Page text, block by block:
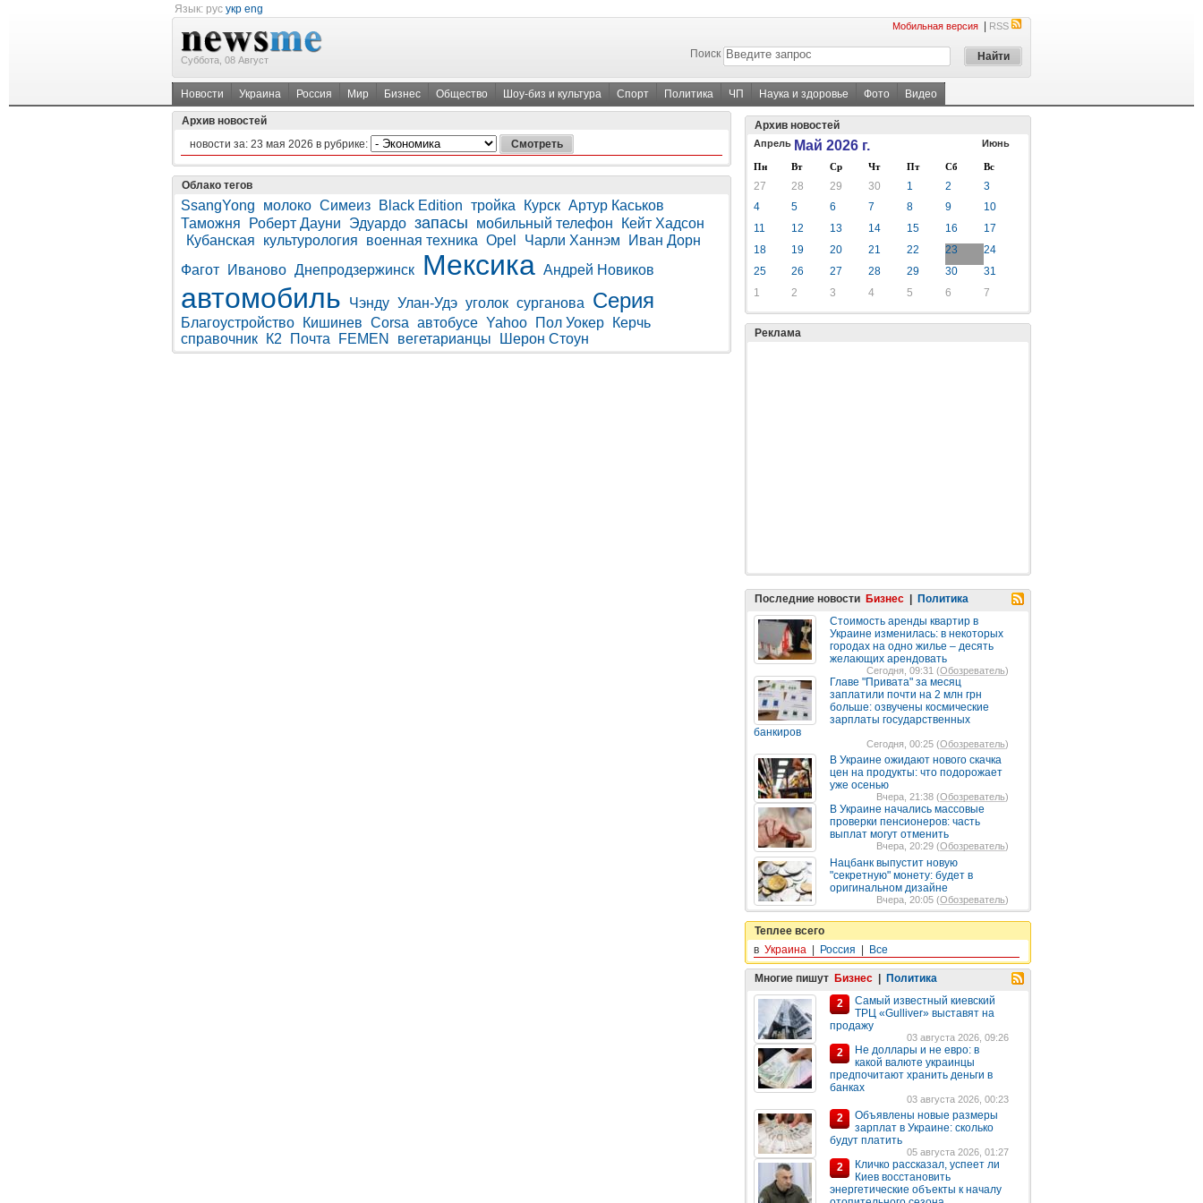
Язык: рус укр eng
Суббота, 08 Август
Мобильная версия RSS
Поиск
Новости Украина Россия Мир Бизнес Общество Шоу-биз и культура Спорт Политика ЧП Наука и здоровье Фото Видео
Архив новостей
новости за: 23 мая 2026 в рубрике:
Облако тегов
SsangYong молоко Симеиз Black Edition тройка Курск Артур Каськов
Таможня
Роберт Дауни Эдуардо запасы мобильный телефон
Кейт Хадсон
Кубанская
культурология военная техника Opel Чарли Ханнэм
Иван Дорн
Фагот
Иваново Днепродзержинск Мексика Андрей Новиков
автомобиль Чэнду Улан-Удэ уголок сурганова Серия
Благоустройство Кишинев Corsa автобусе Yahoo Пол Уокер
Керчь
справочник
К2 Почта FEMEN вегетарианцы Шерон Стоун
Архив новостей
Апрель Май 2026 г. Июнь
Пн Вт Ср Чт Пт Сб Вс
27 28 29 30 1 2
3
4
5 6 7 8 9
10
11
12 13 14 15 16
17
18
19 20 21 22 23
24
25
26 27 28 29 30
31
1
2 3 4 5 6 7
Реклама
Последние новости Бизнес
Политика
Стоимость аренды квартир в
Украине изменилась: в некоторых
городах на одно жилье – десять
желающих арендовать
Сегодня, 09:31 (Обозреватель)
Главе "Привата" за месяц
заплатили почти на 2 млн грн
больше: озвучены космические
зарплаты государственных
банкиров
Сегодня, 00:25 (Обозреватель)
В Украине ожидают нового скачка
цен на продукты: что подорожает
уже осенью
Вчера, 21:38 (Обозреватель)
В Украине начались массовые
проверки пенсионеров: часть
выплат могут отменить
Вчера, 20:29 (Обозреватель)
Нацбанк выпустит новую
"секретную" монету: будет в
оригинальном дизайне
Вчера, 20:05 (Обозреватель)
Теплее всего
в Украина Россия Все
Многие пишут Бизнес
Политика
2
Самый известный киевский
ТРЦ «Gulliver» выставят на
продажу
03 августа 2026, 09:26
2
Не доллары и не евро: в
какой валюте украинцы
предпочитают хранить деньги в
банках
03 августа 2026, 00:23
2
Объявлены новые размеры
зарплат в Украине: сколько
будут платить
05 августа 2026, 01:27
2
Кличко рассказал, успеет ли
Киев восстановить
энергетические объекты к началу